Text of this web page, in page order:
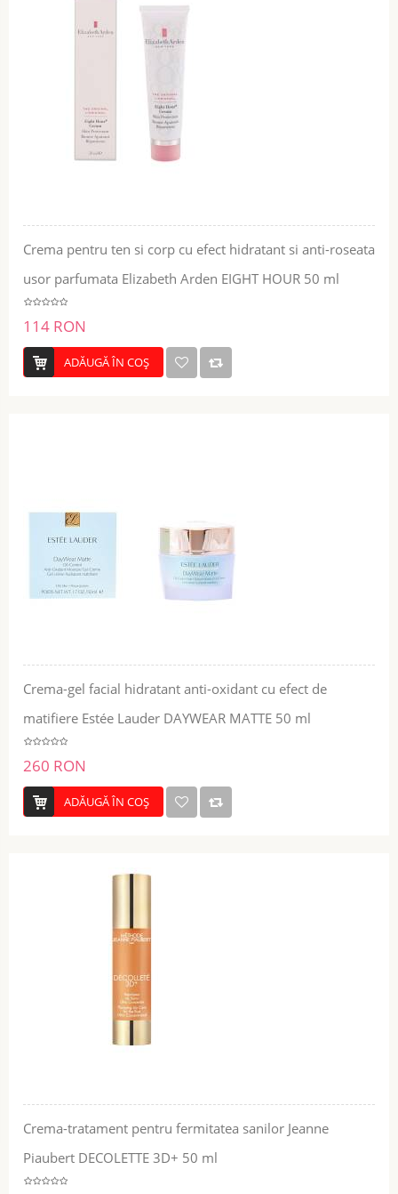
Crema pentru ten si corp cu efect hidratant si anti-roseata
usor parfumata Elizabeth Arden EIGHT HOUR 50 ml
114 RON
ADĂUGĂ ÎN COŞ
Crema-gel facial hidratant anti-oxidant cu efect de
matifiere Estée Lauder DAYWEAR MATTE 50 ml
260 RON
ADĂUGĂ ÎN COŞ
Crema-tratament pentru fermitatea sanilor Jeanne
Piaubert DECOLETTE 3D+ 50 ml